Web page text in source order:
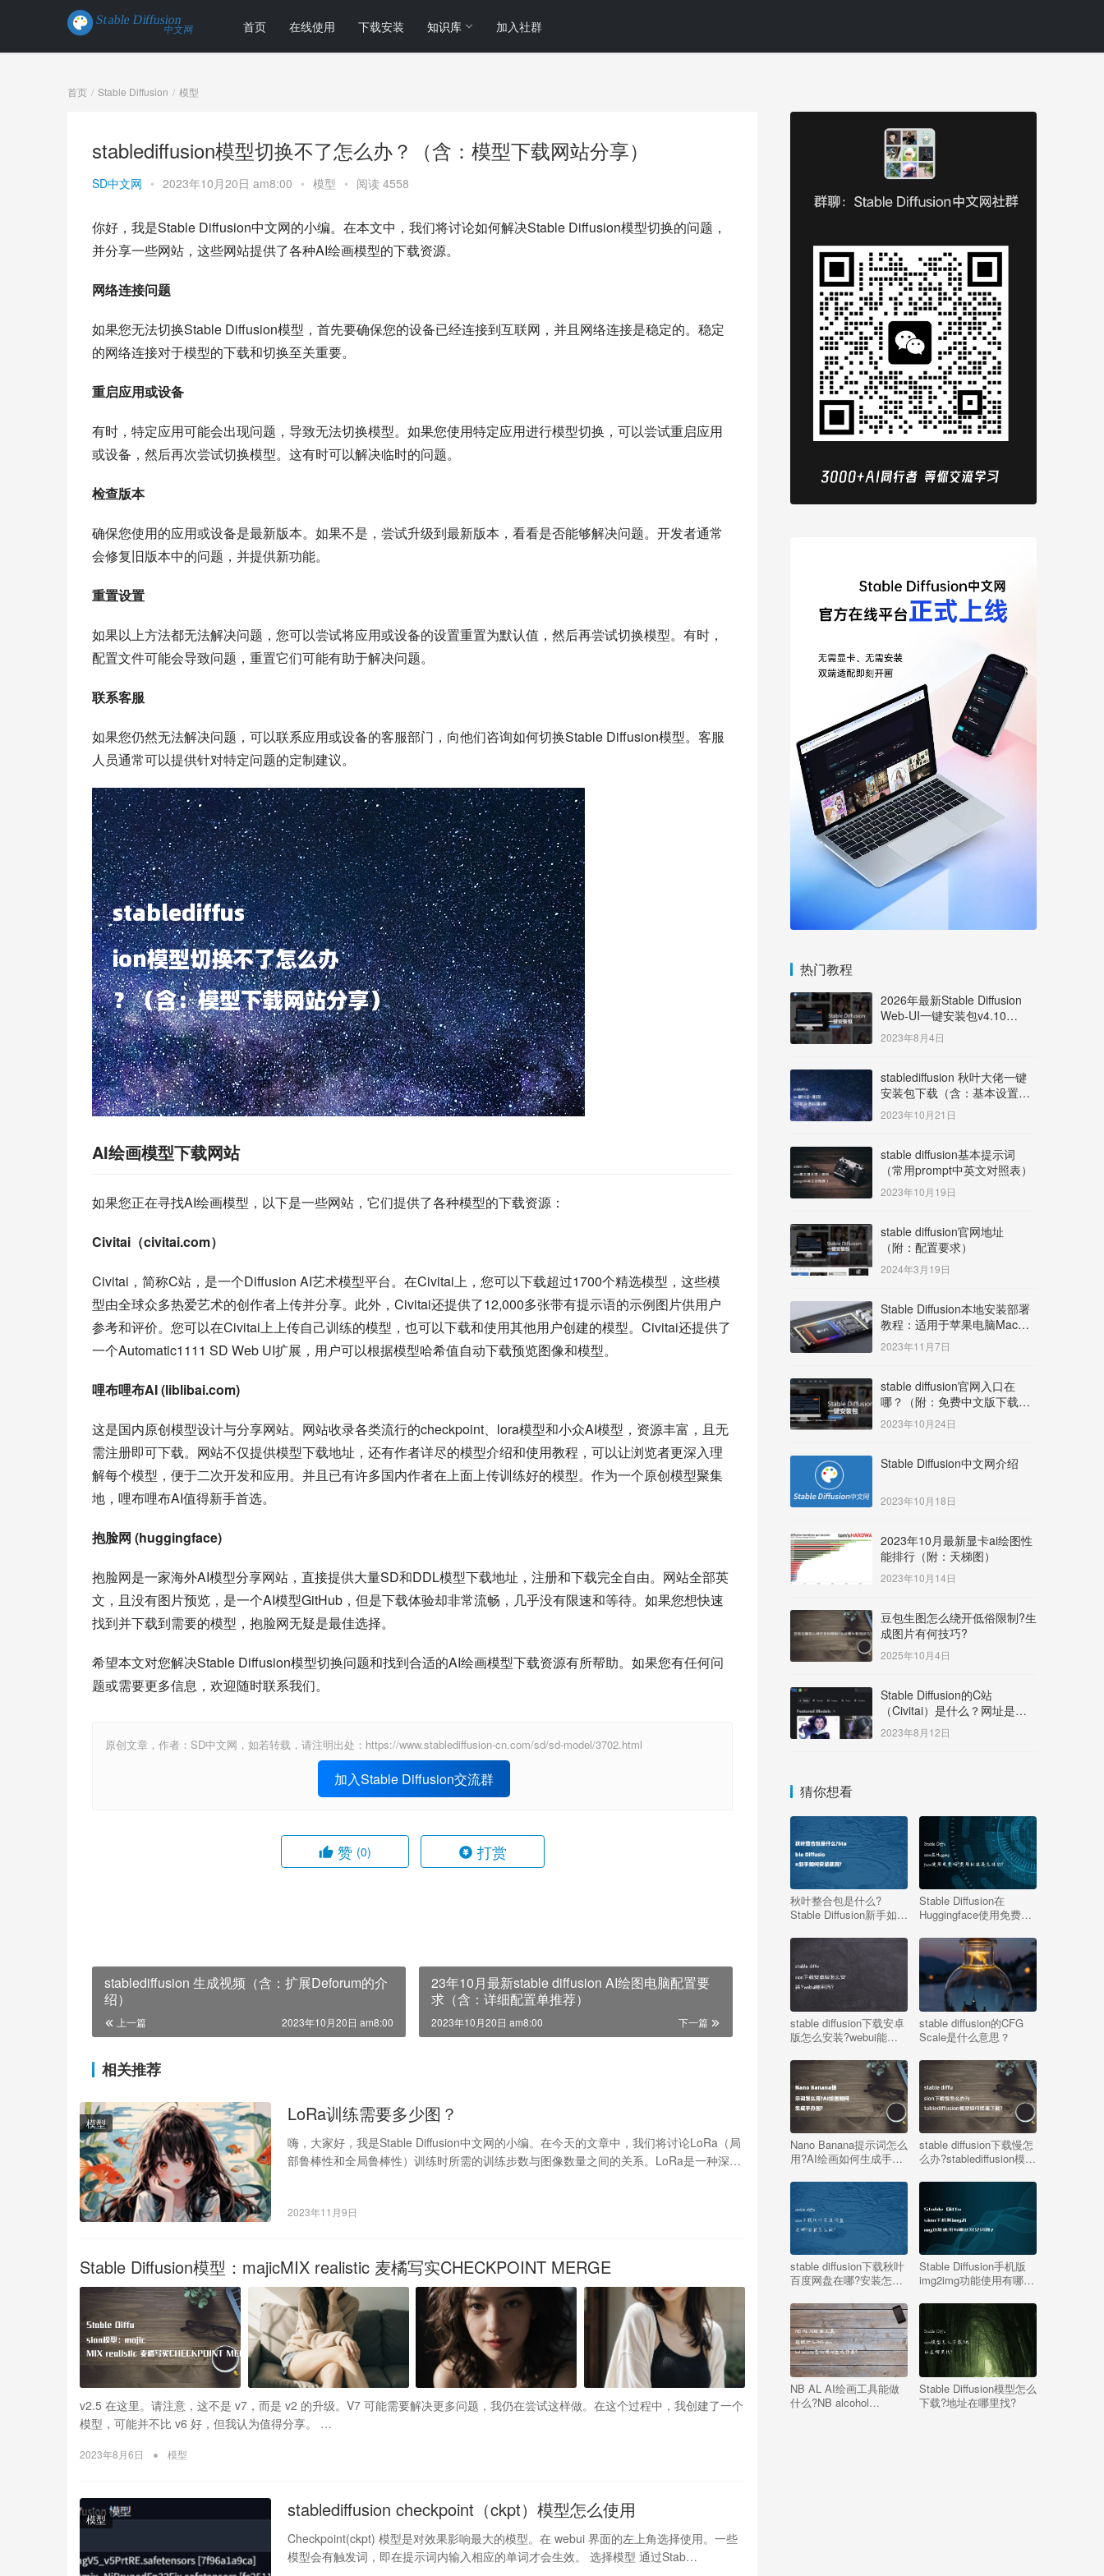
首页 在线使用 下载安装 知识库 加入社群
首页 Stable Diffusion 模型
stablediffusion模型切换不了怎么办？（含：模型下载网站分享）
SD中文网 • 2023年10月20日 am8:00 • 模型 • 阅读 4558
你好，我是Stable Diffusion中文网的小编。在本文中，我们将讨论如何解决Stable Diffusion模型切换的问题，
并分享一些网站，这些网站提供了各种AI绘画模型的下载资源。
网络连接问题
如果您无法切换Stable Diffusion模型，首先要确保您的设备已经连接到互联网，并且网络连接是稳定的。稳定
的网络连接对于模型的下载和切换至关重要。
重启应用或设备
有时，特定应用可能会出现问题，导致无法切换模型。如果您使用特定应用进行模型切换，可以尝试重启应用
或设备，然后再次尝试切换模型。这有时可以解决临时的问题。
检查版本
确保您使用的应用或设备是最新版本。如果不是，尝试升级到最新版本，看看是否能够解决问题。开发者通常
会修复旧版本中的问题，并提供新功能。
重置设置
如果以上方法都无法解决问题，您可以尝试将应用或设备的设置重置为默认值，然后再尝试切换模型。有时，
配置文件可能会导致问题，重置它们可能有助于解决问题。
联系客服
如果您仍然无法解决问题，可以联系应用或设备的客服部门，向他们咨询如何切换Stable Diffusion模型。客服
人员通常可以提供针对特定问题的定制建议。
AI绘画模型下载网站
如果您正在寻找AI绘画模型，以下是一些网站，它们提供了各种模型的下载资源：
Civitai（civitai.com）
Civitai，简称C站，是一个Diffusion AI艺术模型平台。在Civitai上，您可以下载超过1700个精选模型，这些模
型由全球众多热爱艺术的创作者上传并分享。此外，Civitai还提供了12,000多张带有提示语的示例图片供用户
参考和评价。您可以在Civitai上上传自己训练的模型，也可以下载和使用其他用户创建的模型。Civitai还提供了
一个Automatic1111 SD Web UI扩展，用户可以根据模型哈希值自动下载预览图像和模型。
哩布哩布AI (liblibai.com)
这是国内原创模型设计与分享网站。网站收录各类流行的checkpoint、lora模型和小众AI模型，资源丰富，且无
需注册即可下载。网站不仅提供模型下载地址，还有作者详尽的模型介绍和使用教程，可以让浏览者更深入理
解每个模型，便于二次开发和应用。并且已有许多国内作者在上面上传训练好的模型。作为一个原创模型聚集
地，哩布哩布AI值得新手首选。
抱脸网 (huggingface)
抱脸网是一家海外AI模型分享网站，直接提供大量SD和DDL模型下载地址，注册和下载完全自由。网站全部英
文，且没有图片预览，是一个AI模型GitHub，但是下载体验却非常流畅，几乎没有限速和等待。如果您想快速
找到并下载到需要的模型，抱脸网无疑是最佳选择。
希望本文对您解决Stable Diffusion模型切换问题和找到合适的AI绘画模型下载资源有所帮助。如果您有任何问
题或需要更多信息，欢迎随时联系我们。
原创文章，作者：SD中文网，如若转载，请注明出处：https://www.stablediffusion-cn.com/sd/sd-model/3702.html
加入Stable Diffusion交流群
赞 (0) 打赏
stablediffusion 生成视频（含：扩展Deforum的介
绍）
上一篇 2023年10月20日 am8:00
23年10月最新stable diffusion AI绘图电脑配置要
求（含：详细配置单推荐）
下一篇
2023年10月20日 am8:00
相关推荐
模型 LoRa训练需要多少图？
嗨，大家好，我是Stable Diffusion中文网的小编。在今天的文章中，我们将讨论LoRa（局
部鲁棒性和全局鲁棒性）训练时所需的训练步数与图像数量之间的关系。LoRa是一种深…
2023年11月9日
Stable Diffusion模型：majicMIX realistic 麦橘写实CHECKPOINT MERGE
v2.5 在这里。请注意，这不是 v7，而是 v2 的升级。V7 可能需要解决更多问题，我仍在尝试这样做。在这个过程中，我创建了一个
模型，可能并不比 v6 好，但我认为值得分享。 …
2023年8月6日 • 模型
模型 stablediffusion checkpoint（ckpt）模型怎么使用
Checkpoint(ckpt) 模型是对效果影响最大的模型。在 webui 界面的左上角选择使用。一些
模型会有触发词，即在提示词内输入相应的单词才会生效。 选择模型 通过Stab…
热门教程
2026年最新Stable Diffusion
Web-UI一键安装包v4.10
Windows版【支持50系显卡】
2023年8月4日
stablediffusion 秋叶大佬一键
安装包下载（含：基本设置说
明）
2023年10月21日
stable diffusion基本提示词
（常用prompt中英文对照表）
2023年10月19日
stable diffusion官网地址
（附：配置要求）
2024年3月19日
Stable Diffusion本地安装部署
教程：适用于苹果电脑Mac
OS系统M系列芯片：
MacBook/iMac等
2023年11月7日
stable diffusion官网入口在
哪？（附：免费中文版下载安
装教程）
2023年10月24日
Stable Diffusion中文网介绍
2023年10月18日
2023年10月最新显卡ai绘图性
能排行（附：天梯图）
2023年10月14日
豆包生图怎么绕开低俗限制?生
成图片有何技巧?
2025年10月4日
Stable Diffusion的C站
（Civitai）是什么？网址是多
少？
2023年8月12日
猜你想看
秋叶整合包是什么?
Stable Diffusion新手如何
Stable Diffusion在
Huggingface使用免费
stable diffusion下载安卓
版怎么安装?webui能用
stable diffusion的CFG
Scale是什么意思？
Nano Banana提示词怎么
用?AI绘画如何生成手办
stable diffusion下载慢怎
么办?stablediffusion模型
stable diffusion下载秋叶
百度网盘在哪?安装怎么
Stable Diffusion手机版
img2img功能使用有哪些
NB AL AI绘画工具能做
什么?NB alcohol
Stable Diffusion模型怎么
下载?地址在哪里找?